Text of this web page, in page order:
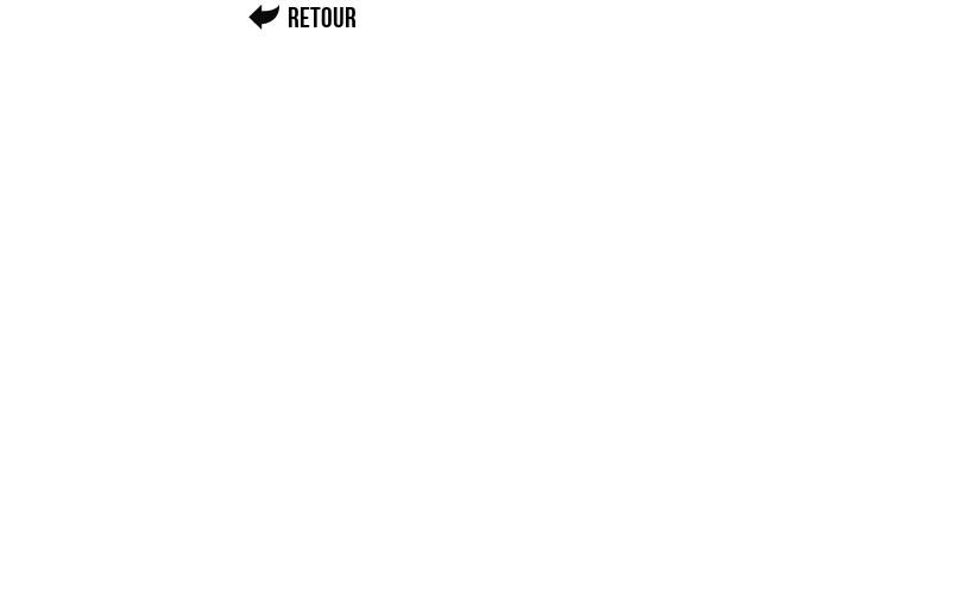
Retour